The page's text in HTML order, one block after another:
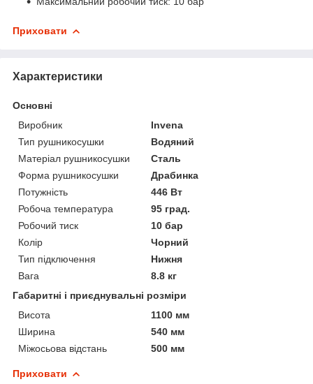
Приховати
Характеристики
Основні
Виробник
Invena
Тип рушникосушки
Водяний
Матеріал рушникосушки
Сталь
Форма рушникосушки
Драбинка
Потужність
446 Вт
Робоча температура
95 град.
Робочий тиск
10 бар
Колір
Чорний
Тип підключення
Нижня
Вага
8.8 кг
Габаритні і приєднувальні розміри
Висота
1100 мм
Ширина
540 мм
Міжосьова відстань
500 мм
Приховати